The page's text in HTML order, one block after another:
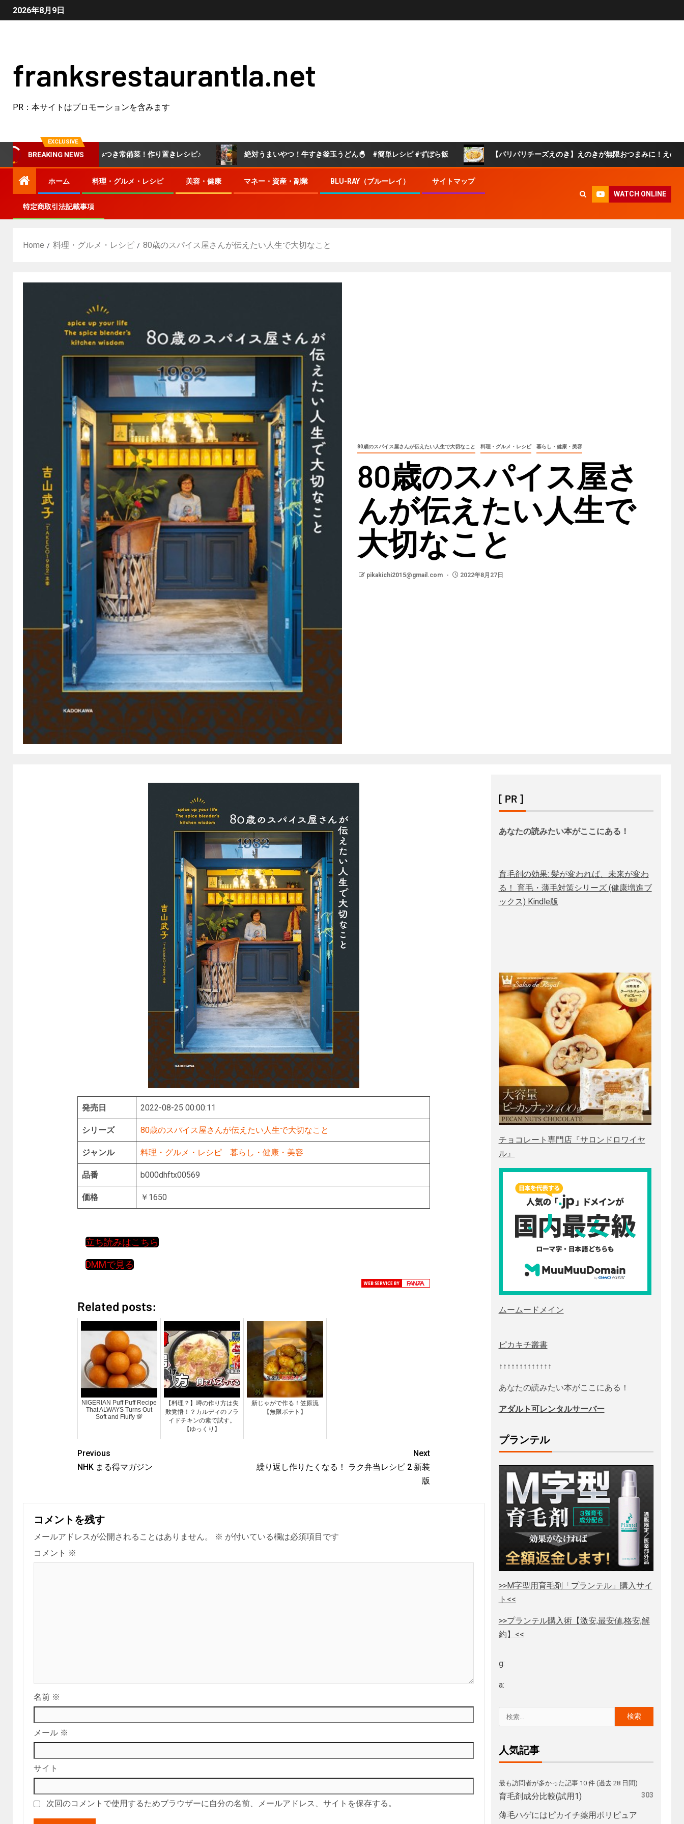
2026年8月9日
franksrestaurantla.net
PR：本サイトはプロモーションを含みます
EXCLUSIVE
BREAKING NEWS
く醤油漬け】やみつき常備菜！作り置きレシピ♪ 絶対うまいやつ！牛すき釜玉うどん🐣 #簡単レシピ #ずぼら飯 【パリパリチーズえのき】えのきが無限おつまみに！えのきとチーズだ
ホーム 料理・グルメ・レシピ 美容・健康 マネー・資産・副業 BLU-RAY（ブルーレイ） サイトマップ
特定商取引法記載事項
WATCH ONLINE
Home 料理・グルメ・レシピ 80歳のスパイス屋さんが伝えたい人生で大切なこと
80歳のスパイス屋さんが伝えたい人生で大切なこと 料理・グルメ・レシピ 暮らし・健康・美容
80歳のスパイス屋さ
んが伝えたい人生で
大切なこと
pikakichi2015@gmail.com 2022年8月27日
発売日 2022-08-25 00:00:11
シリーズ 80歳のスパイス屋さんが伝えたい人生で大切なこと
ジャンル 料理・グルメ・レシピ 暮らし・健康・美容
品番 b000dhftx00569
価格 ￥1650
立ち読みはこちら
DMMで見る
Related posts:
NIGERIAN Puff Puff Recipe
That ALWAYS Turns Out
Soft and Fluffy 💯
【料理？】噂の作り方は失
敗覚悟！？カルディのフラ
イドチキンの素で試す。
【ゆっくり】
新じゃがで作る！笠原流
【無限ポテト】
Previous
NHK まる得マガジン
Next
繰り返し作りたくなる！ ラク弁当レシピ 2 新装
版
コメントを残す
メールアドレスが公開されることはありません。 ※ が付いている欄は必須項目です
コメント ※
名前 ※
メール ※
サイト
次回のコメントで使用するためブラウザーに自分の名前、メールアドレス、サイトを保存する。
[ PR ]
あなたの読みたい本がここにある！
育毛剤の効果: 髪が変われば、未来が変わ
る！ 育毛・薄毛対策シリーズ (健康増進ブ
ックス) Kindle版
チョコレート専門店『サロンドロワイヤ
ル』
ムームードメイン
ピカキチ叢書
↑↑↑↑↑↑↑↑↑↑↑↑↑
あなたの読みたい本がここにある！
アダルト可レンタルサーバー
プランテル
>>M字型用育毛剤「プランテル」購入サイ
ト<<
>>プランテル購入術【激安,最安値,格安,解
約】<<
g:
a:
人気記事
最も訪問者が多かった記事 10 件 (過去 28 日間)
育毛剤成分比較(試用1) 303
薄毛ハゲにはピカイチ薬用ポリピュア